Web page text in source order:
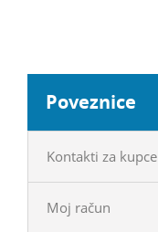
Poveznice
Kontakti za kupce
Moj račun